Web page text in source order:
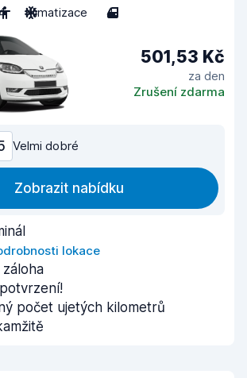
Klimatizace 4
501,53 Kč
za den
Zrušení zdarma
Velmi dobré
Zobrazit nabídku
lokace
počet ujetých kilometrů